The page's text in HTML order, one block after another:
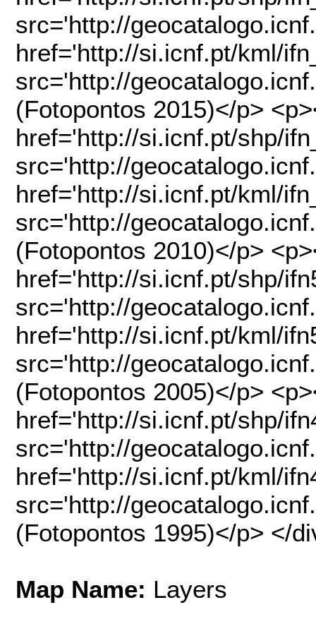
src='http://
href='http://si.icnf.pt/kml/
src='http://
(Fotopontos 2015)</p>
href='http://si.icnf.pt/shp/
src='http://
href='http://si.icnf.pt/kml/
src='http://
(Fotopontos 2010)</p>
href='http://si.icnf.pt/shp/
src='http://
href='http://si.icnf.pt/kml/
src='http://
(Fotopontos 2005)</p>
href='http://si.icnf.pt/shp/
src='http://
href='http://si.icnf.pt/kml/
src='http://
(Fotopontos 1995)</p> </
Map Name: Layers